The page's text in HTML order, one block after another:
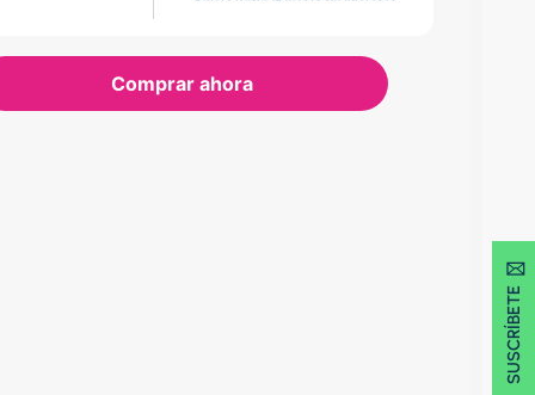
SUSCRÍBETE 🖂
Comprar ahora